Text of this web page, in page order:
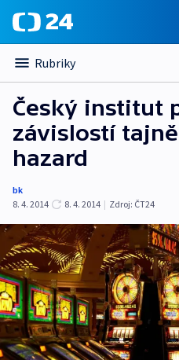
Rubriky
Český institut
závislostí
hazard
bk
8. 4. 2014
8. 4. 2014 | Zdroj: ČT24